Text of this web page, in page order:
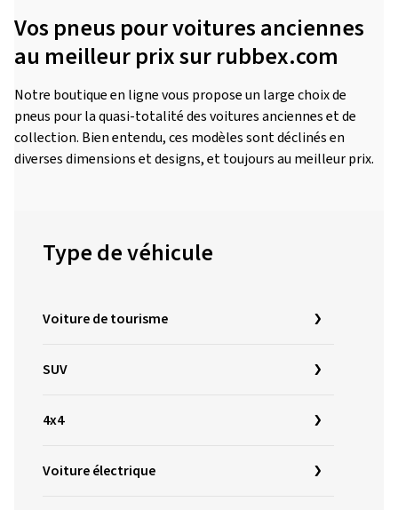
Vos pneus pour voitures anciennes
au meilleur prix sur rubbex.com
Notre boutique en ligne vous propose un large choix de
pneus pour la quasi-totalité des voitures anciennes et de
collection. Bien entendu, ces modèles sont déclinés en
diverses dimensions et designs, et toujours au meilleur prix.
Type de véhicule
Voiture de tourisme
SUV
4x4
Voiture électrique